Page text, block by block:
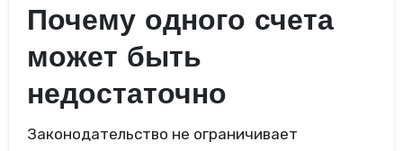
Почему одного счета
может быть
недостаточно
Законодательство не ограничивает